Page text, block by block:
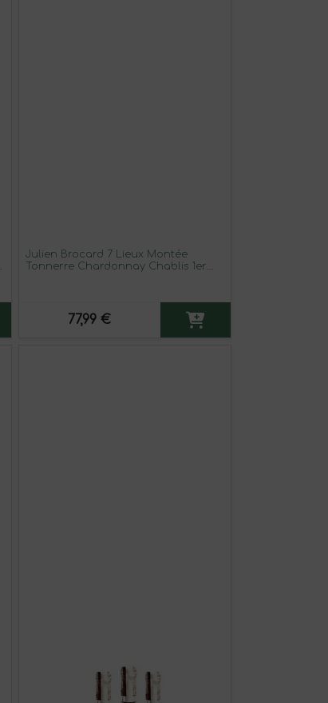
Julien Brocard 7 Lieux Montée
Tonnerre Chardonnay Chablis 1er
77,99 €